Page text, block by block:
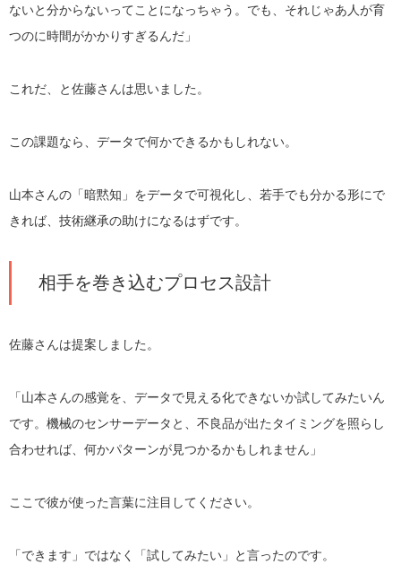
ないと分からないってことになっちゃう。でも、それじゃあ人が育
つのに時間がかかりすぎるんだ」
これだ、と佐藤さんは思いました。
この課題なら、データで何かできるかもしれない。
山本さんの「暗黙知」をデータで可視化し、若手でも分かる形にで
きれば、技術継承の助けになるはずです。
相手を巻き込むプロセス設計
佐藤さんは提案しました。
「山本さんの感覚を、データで見える化できないか試してみたいん
です。機械のセンサーデータと、不良品が出たタイミングを照らし
合わせれば、何かパターンが見つかるかもしれません」
ここで彼が使った言葉に注目してください。
「できます」ではなく「試してみたい」と言ったのです。